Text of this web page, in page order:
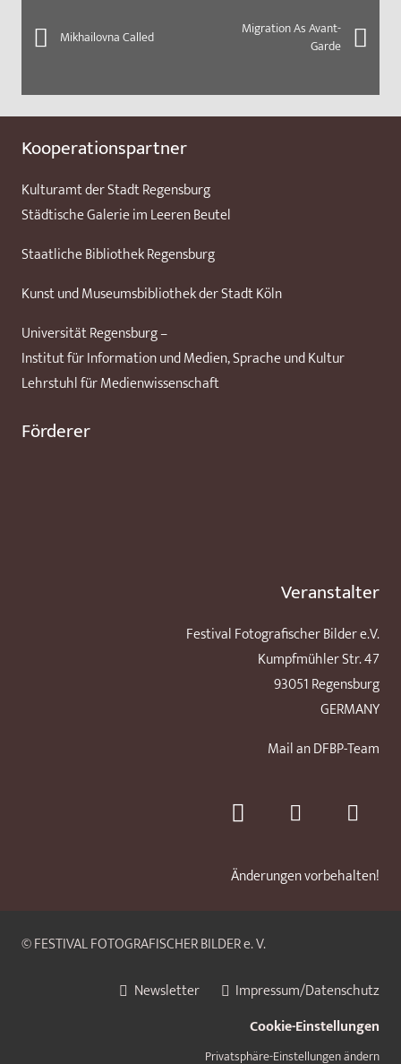
Mikhailovna Called
Migration As Avant-
Garde
Kooperationspartner
Kulturamt der Stadt Regensburg
Städtische Galerie im Leeren Beutel
Staatliche Bibliothek Regensburg
Kunst und Museumsbibliothek der Stadt Köln
Universität Regensburg –
Institut für Information und Medien, Sprache und Kultur
Lehrstuhl für Medienwissenschaft
Förderer
Veranstalter
Festival Fotografischer Bilder e.V.
Kumpfmühler Str. 47
93051 Regensburg
GERMANY
Mail an DFBP-Team
Änderungen vorbehalten!
© FESTIVAL FOTOGRAFISCHER BILDER e. V.
Newsletter
Impressum/Datenschutz
Cookie-Einstellungen
Privatsphäre-Einstellungen ändern